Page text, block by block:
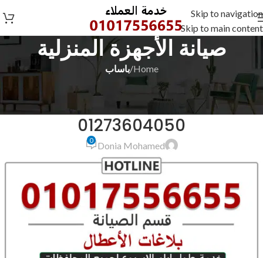
Skip to navigation
Skip to main content
صيانة الأجهزة المنزلية
Home
/باساب
باساب
رقم صيانة باساب بمطروح
01273604050
Donia Mohamed
0